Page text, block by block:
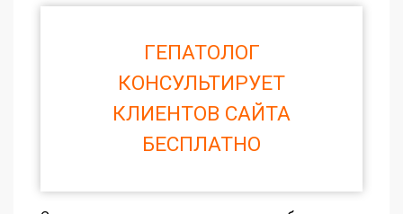
ГЕПАТОЛОГ
КОНСУЛЬТИРУЕТ
КЛИЕНТОВ САЙТА
БЕСПЛАТНО